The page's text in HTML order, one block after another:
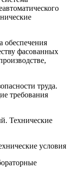
обеспечения
фасованных
труда.
требования
Технические
условия